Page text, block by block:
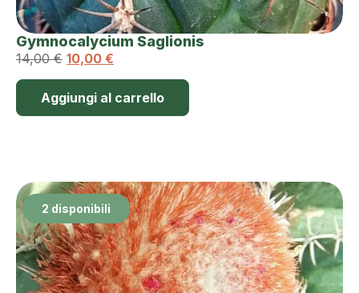
Gymnocalycium Saglionis
14,00€ 10,00 €
Aggiungi al carrello
2 disponibili